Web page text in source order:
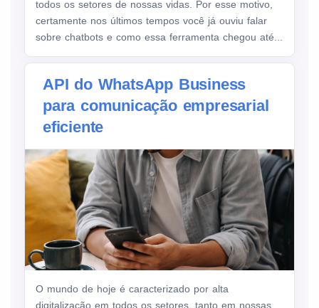
todos os setores de nossas vidas. Por esse motivo,
certamente nos últimos tempos você já ouviu falar
sobre chatbots e como essa ferramenta chegou até...
API do WhatsApp Business
para comunicação empresarial
eficiente
O mundo de hoje é caracterizado por alta
digitalização em todos os setores, tanto em nossas